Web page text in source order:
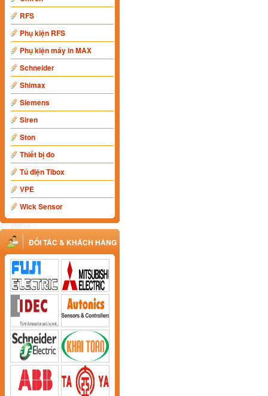
RFS
Phụ kiện RFS
Phụ kiện máy in MAX
Schneider
Shimax
Siemens
Siren
Ston
Thiết bị đo
Tủ điện Tibox
VPE
Wick Sensor
ĐỐI TÁC & KHÁCH HÀNG